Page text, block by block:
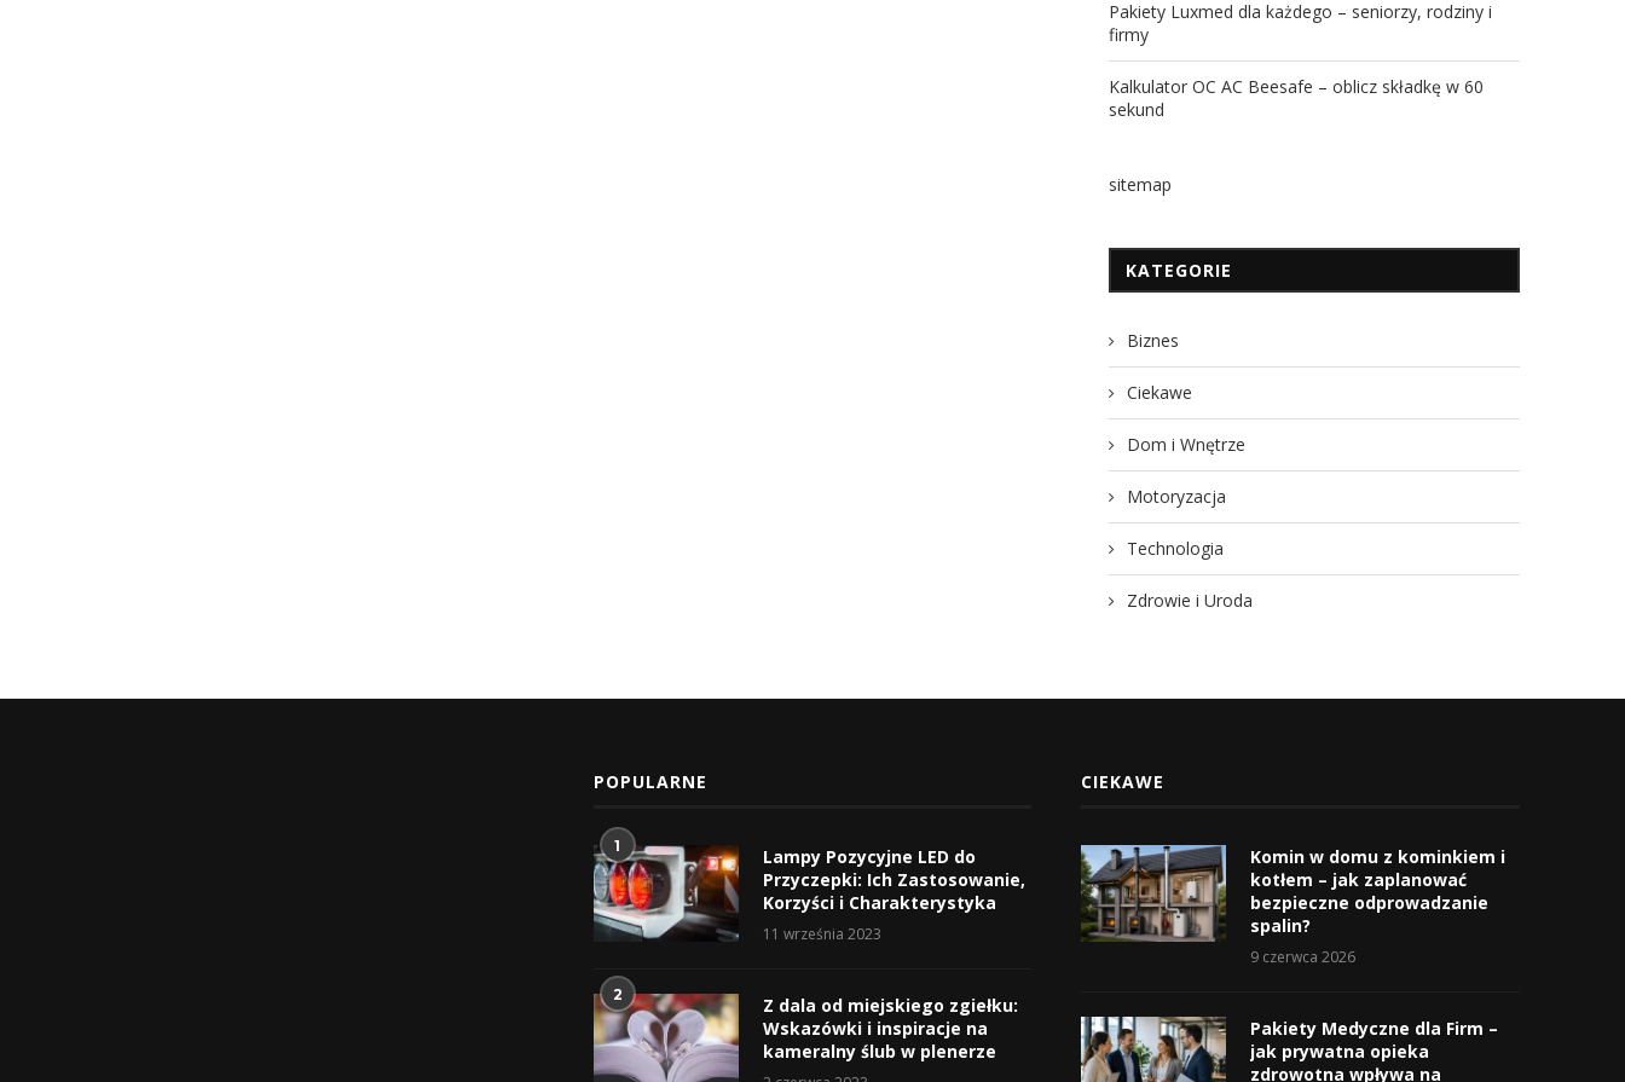
Pakiety Luxmed dla każdego – seniorzy, rodziny i
firmy
Kalkulator OC AC Beesafe – oblicz składkę w 60
sekund
sitemap
KATEGORIE
Biznes
Ciekawe
Dom i Wnętrze
Motoryzacja
Technologia
Zdrowie i Uroda
POPULARNE
1
Lampy Pozycyjne LED do
Przyczepki: Ich Zastosowanie,
Korzyści i Charakterystyka
11 września 2023
2
Z dala od miejskiego zgiełku:
Wskazówki i inspiracje na
kameralny ślub w plenerze
CIEKAWE
Komin w domu z kominkiem i
kotłem – jak zaplanować
bezpieczne odprowadzanie
spalin?
9 czerwca 2026
Pakiety Medyczne dla Firm –
jak prywatna opieka
zdrowotna wpływa na